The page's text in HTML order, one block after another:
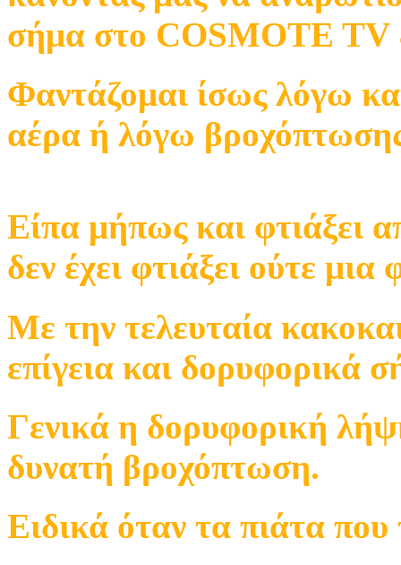
σήμα στο COSMOTE
Φαντάζομαι ίσως λόγω
αέρα ή λόγω
Είπα μήπως και φτιάξει
δεν έχει φτιάξει ούτε μια
Με την τελευταία
επίγεια και δορυφορικά
Γενικά η δορυφορική
δυνατή βροχόπτωση.
Ειδικά όταν τα πιάτα που